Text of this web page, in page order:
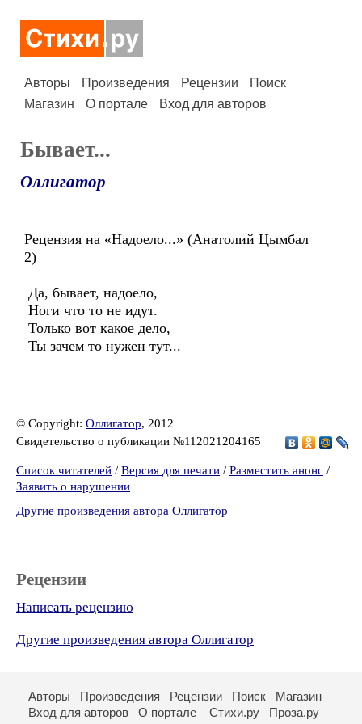
Авторы Произведения Рецензии
Поиск
Магазин
О портале Вход для авторов
Бывает...
Оллигатор
Рецензия на «Надоело...» (Анатолий Цымбал
2)
Да, бывает, надоело,
Ноги что то не идут.
Только вот какое дело,
Ты зачем то нужен тут...
© Copyright: Оллигатор, 2012
Свидетельство о публикации №112021204165
Список читателей / Версия для печати / Разместить анонс /
Заявить о нарушении
Другие произведения автора Оллигатор
Рецензии
Написать рецензию
Другие произведения автора Оллигатор
Авторы Произведения Рецензии Поиск
Магазин
Вход для авторов
О портале Стихи.ру Проза.ру